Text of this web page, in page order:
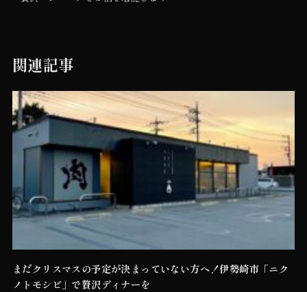
関連記事
まだクリスマスの予定が決まっていない方へ！伊勢崎市「ニク
ノトモシビ」で贅沢ディナーを